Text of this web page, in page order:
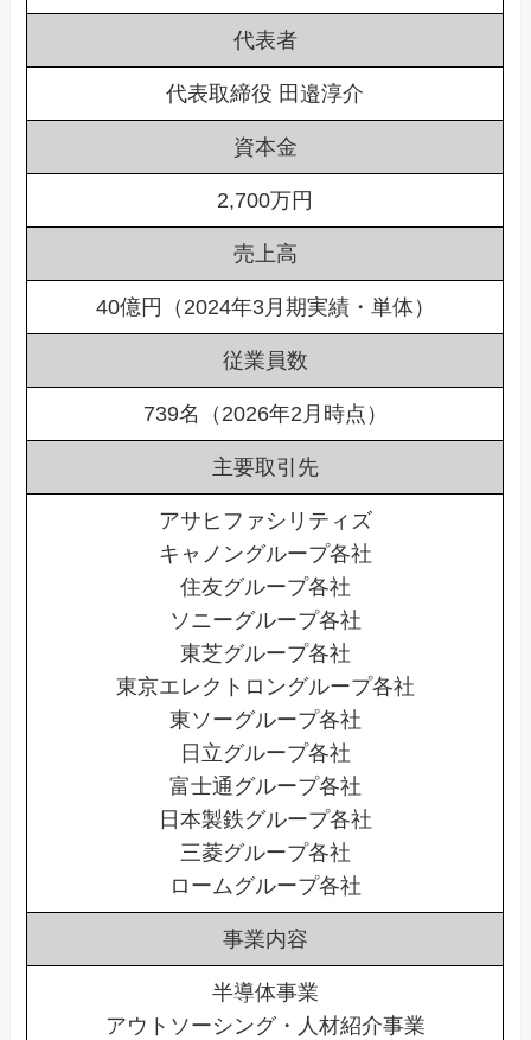
代表者
代表取締役 田邉淳介
資本金
2,700万円
売上高
40億円（2024年3月期実績・単体）
従業員数
739名（2026年2月時点）
主要取引先
アサヒファシリティズ
キャノングループ各社
住友グループ各社
ソニーグループ各社
東芝グループ各社
東京エレクトロングループ各社
東ソーグループ各社
日立グループ各社
富士通グループ各社
日本製鉄グループ各社
三菱グループ各社
ロームグループ各社
事業内容
半導体事業
アウトソーシング・人材紹介事業